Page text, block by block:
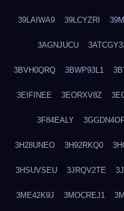
39LAIWA9 39LCYZRI
3AGNJUCU
3BVH0QRQ 3BWP93L1
3EIFINEE 3EORXV8Z
3F84EALY
3H28UNEO 3H92RKQ0
3HSUVSEU 3JRQV2TE
3ME42K9J 3MOCREJ1